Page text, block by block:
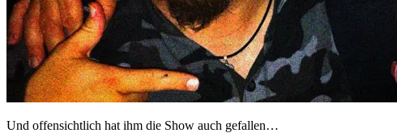
Und offensichtlich hat ihm die Show auch gefallen…